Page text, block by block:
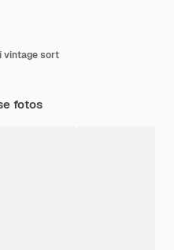
vintage sort
fotos